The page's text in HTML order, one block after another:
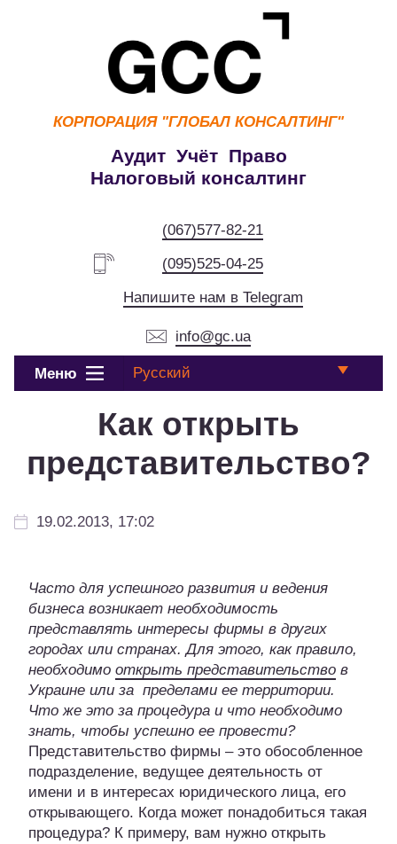
КОРПОРАЦИЯ "ГЛОБАЛ КОНСАЛТИНГ"
Аудит Учёт Право
Налоговый консалтинг
(067)577-82-21
(095)525-04-25
Напишите нам в Telegram
info@gc.ua
Меню Русский
Как открыть
представительство?
19.02.2013, 17:02
Часто для успешного развития и ведения
бизнеса возникает необходимость
представлять интересы фирмы в других
городах или странах. Для этого, как правило,
необходимо открыть представительство в
Украине или за пределами ее территории.
Что же это за процедура и что необходимо
знать, чтобы успешно ее провести?
Представительство фирмы – это обособленное
подразделение, ведущее деятельность от
имени и в интересах юридического лица, его
открывающего. Когда может понадобиться такая
процедура? К примеру, вам нужно открыть